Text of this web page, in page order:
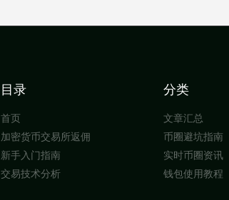
目录
首页
加密货币交易所返佣
新手入门指南
交易技术分析
分类
文章汇总
币圈避坑指南
实时币圈资讯
钱包使用教程